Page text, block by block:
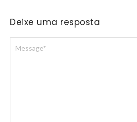
Deixe uma resposta